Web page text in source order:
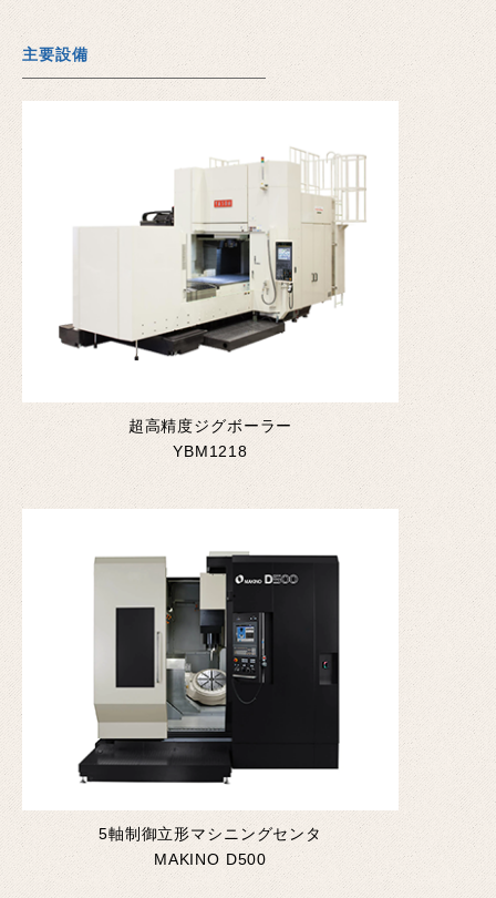
主要設備
超高精度ジグボーラー
YBM1218
5軸制御立形マシニングセンタ
MAKINO D500